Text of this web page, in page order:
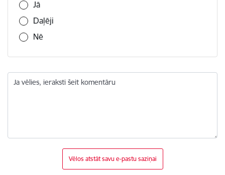
Jā
Daļēji
Nē
Ja vēlies, ieraksti šeit komentāru
Vēlos atstāt savu e-pastu saziņai